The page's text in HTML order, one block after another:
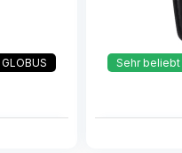
GLOBUS Sehr beliebt